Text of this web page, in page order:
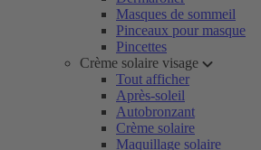
Masques de sommeil
Pinceaux pour masque
Pincettes
Crème solaire visage
Tout afficher
Après-soleil
Autobronzant
Crème solaire
Maquillage solaire